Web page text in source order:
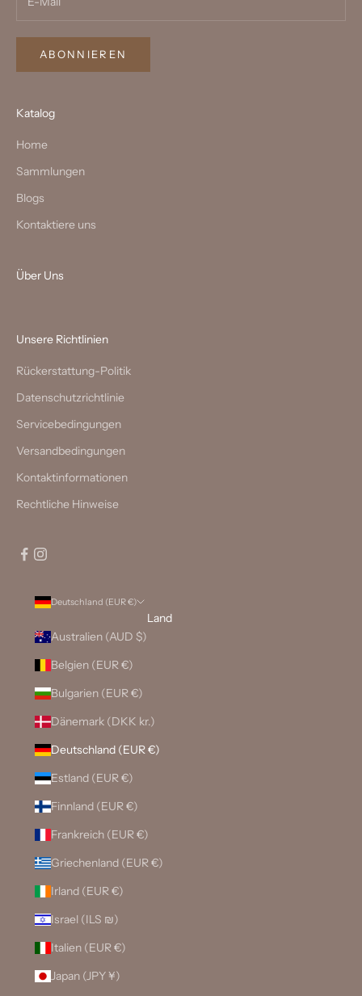
ABONNIEREN
Katalog
Home
Sammlungen
Blogs
Kontaktiere uns
Über Uns
Unsere Richtlinien
Rückerstattung-Politik
Datenschutzrichtlinie
Servicebedingungen
Versandbedingungen
Kontaktinformationen
Rechtliche Hinweise
Deutschland (EUR €)
Land
Australien (AUD $)
Belgien (EUR €)
Bulgarien (EUR €)
Dänemark (DKK kr.)
Deutschland (EUR €)
Estland (EUR €)
Finnland (EUR €)
Frankreich (EUR €)
Griechenland (EUR €)
Irland (EUR €)
Israel (ILS ₪)
Italien (EUR €)
Japan (JPY ¥)